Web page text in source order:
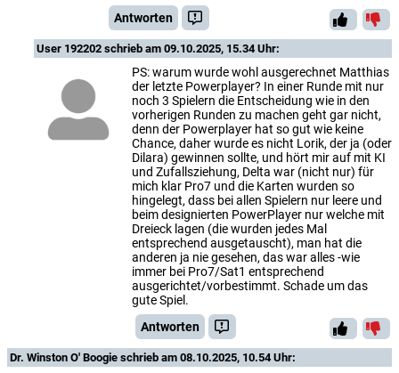
Antworten
User 192202 schrieb am 09.10.2025, 15.34 Uhr:
PS: warum wurde wohl ausgerechnet Matthias
der letzte Powerplayer? In einer Runde mit nur
noch 3 Spielern die Entscheidung wie in den
vorherigen Runden zu machen geht gar nicht,
denn der Powerplayer hat so gut wie keine
Chance, daher wurde es nicht Lorik, der ja (oder
Dilara) gewinnen sollte, und hört mir auf mit KI
und Zufallsziehung, Delta war (nicht nur) für
mich klar Pro7 und die Karten wurden so
hingelegt, dass bei allen Spielern nur leere und
beim designierten PowerPlayer nur welche mit
Dreieck lagen (die wurden jedes Mal
entsprechend ausgetauscht), man hat die
anderen ja nie gesehen, das war alles -wie
immer bei Pro7/Sat1 entsprechend
ausgerichtet/vorbestimmt. Schade um das
gute Spiel.
Antworten
Dr. Winston O' Boogie schrieb am 08.10.2025, 10.54 Uhr: